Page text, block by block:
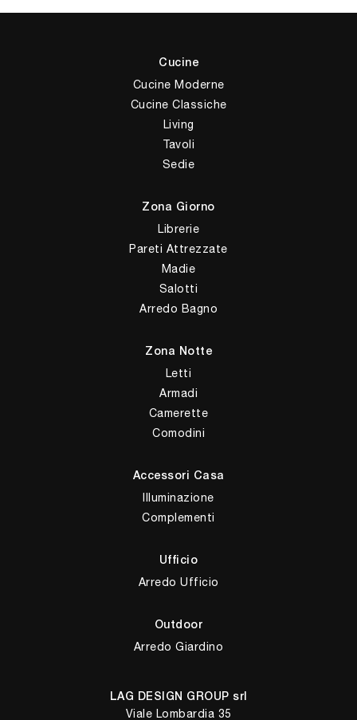
Cucine
Cucine Moderne
Cucine Classiche
Living
Tavoli
Sedie
Zona Giorno
Librerie
Pareti Attrezzate
Madie
Salotti
Arredo Bagno
Zona Notte
Letti
Armadi
Camerette
Comodini
Accessori Casa
Illuminazione
Complementi
Ufficio
Arredo Ufficio
Outdoor
Arredo Giardino
LAG DESIGN GROUP srl
Viale Lombardia 35